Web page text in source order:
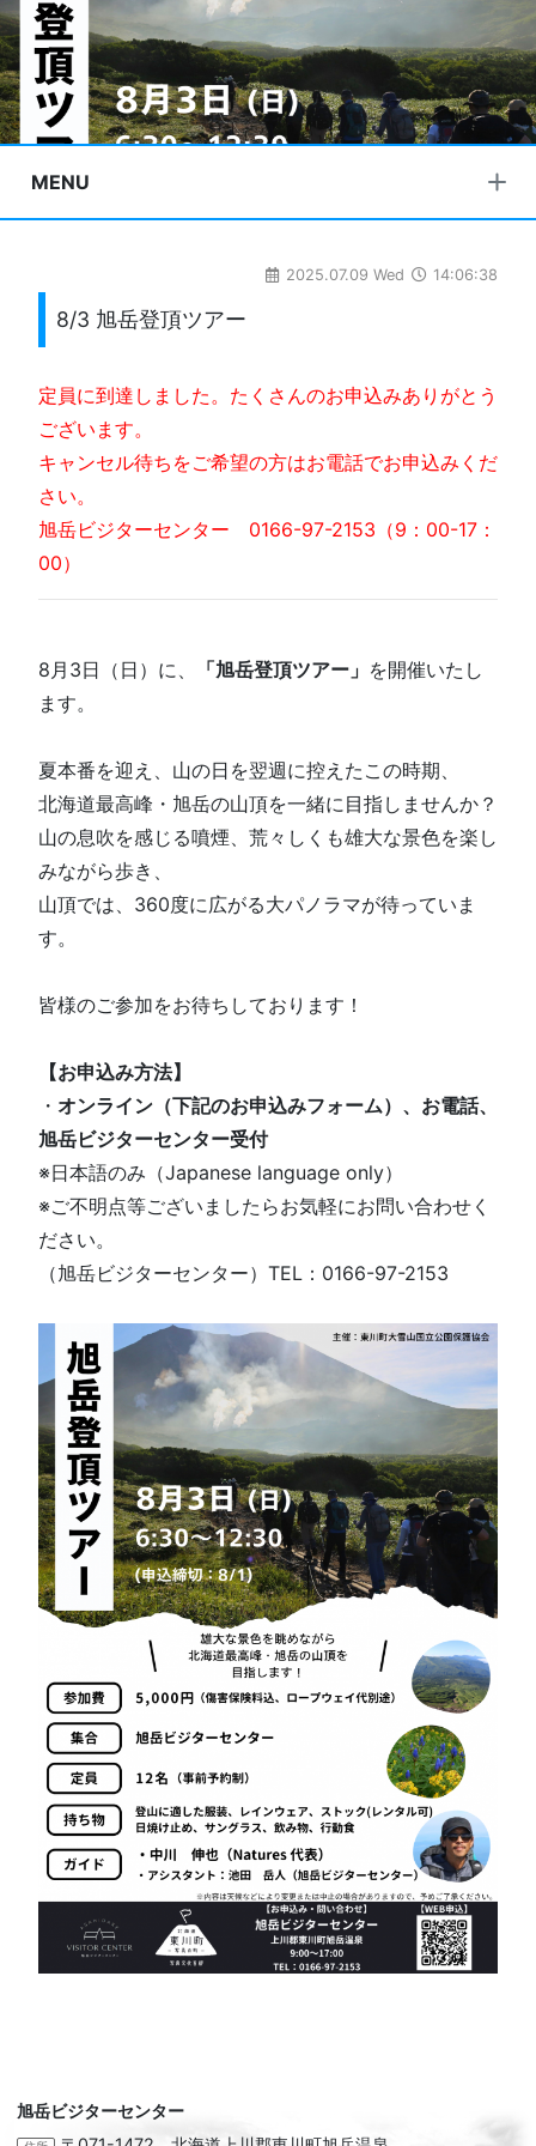
MENU
2025.07.09 Wed 14:06:38
8/3 旭岳登頂ツアー
定員に到達しました。たくさんのお申込みありがとう
ございます。
キャンセル待ちをご希望の方はお電話でお申込みくだ
さい。
旭岳ビジターセンター 0166-97-2153（9：00-17：
00）
8月3日（日）に、 「旭岳登頂ツアー」 を開催いたし
ます。
夏本番を迎え、山の日を翌週に控えたこの時期、
北海道最高峰・旭岳の山頂を一緒に目指しませんか？
山の息吹を感じる噴煙、荒々しくも雄大な景色を楽し
みながら歩き、
山頂では、360度に広がる大パノラマが待っていま
す。
皆様のご参加をお待ちしております！
【お申込み方法】
・ オンライン（下記のお申込みフォーム）、お電話、
旭岳ビジターセンター受付
※日本語のみ（Japanese language only）
※ご不明点等ございましたらお気軽にお問い合わせく
ださい。
（旭岳ビジターセンター）TEL：0166-97-2153
旭岳ビジターセンター